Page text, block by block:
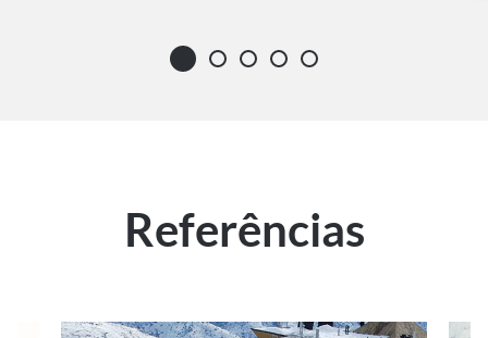
Referências